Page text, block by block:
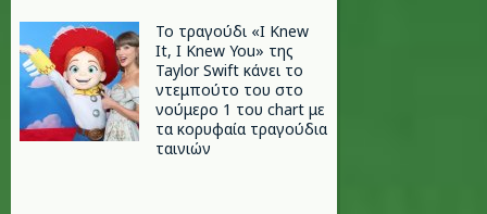
Το τραγούδι «I Knew
It, I Knew You» της
Taylor Swift κάνει το
ντεμπούτο του στο
νούμερο 1 του chart με
τα κορυφαία τραγούδια
ταινιών